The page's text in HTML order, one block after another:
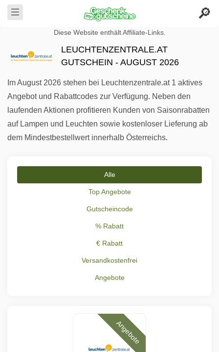
Diese Website enthält Affiliate-Links.
LEUCHTENZENTRALE.AT
GUTSCHEIN - AUGUST 2026
Im August 2026 stehen bei Leuchtenzentrale.at 1 aktives
Angebot und Rabattcodes zur Verfügung. Neben den
laufenden Aktionen profitieren Kunden von Saisonrabatten
auf Lampen und Leuchten sowie kostenloser Lieferung ab
dem Mindestbestellwert innerhalb Österreichs.
Alle
Top Angebote
Gutscheincode
% Rabatt
€ Rabatt
Versandkostenfrei
Angebote
Angebote